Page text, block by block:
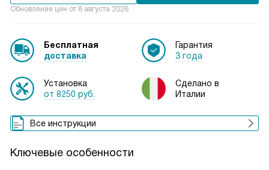
Обновление цен от 8 августа 2026
Бесплатная
доставка
Установка
от 8250 руб.
Гарантия
3 года
Сделано в
Италии
Все инструкции
Ключевые особенности